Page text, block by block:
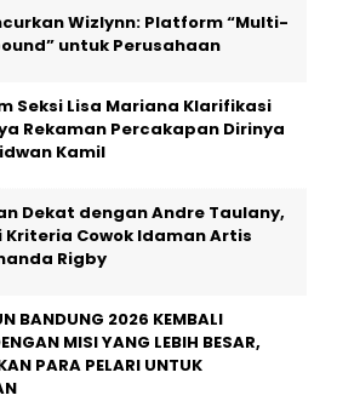
Wizlynn: Platform “Multi-
untuk Perusahaan
Seksi Lisa Mariana Klarifikasi
Rekaman Percakapan Dirinya
Kamil
Dekat dengan Andre Taulany,
Kriteria Cowok Idaman Artis
Rigby
BANDUNG 2026 KEMBALI
MISI YANG LEBIH BESAR,
PARA PELARI UNTUK